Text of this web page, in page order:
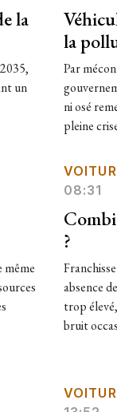
la
un
la
Par
ni osé
pleine
08:31
?
absence
trop
bruit